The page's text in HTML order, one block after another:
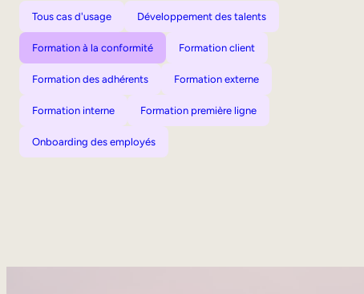
Tous cas d'usage Développement des talents
Formation à la conformité Formation client
Formation des adhérents Formation externe
Formation interne Formation première ligne
Onboarding des employés